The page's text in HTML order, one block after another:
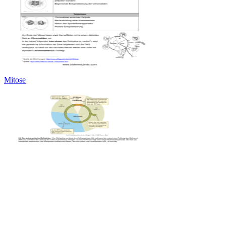
Mitose